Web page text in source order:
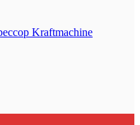
Kraftmaсhine